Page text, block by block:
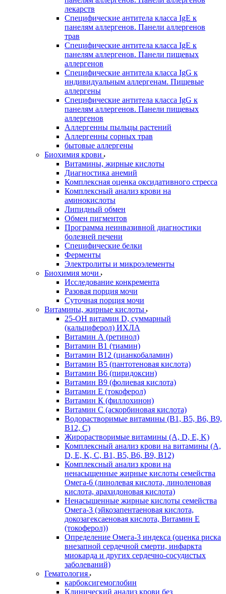
лекарств
Специфические антитела класса IgE к
панелям аллергенов. Панели аллергенов
трав
Специфические антитела класса IgE к
панелям аллергенов. Панели пищевых
аллергенов
Специфические антитела класса IgG к
индивидуальным аллергенам. Пищевые
аллергены
Специфические антитела класса IgG к
панелям аллергенов. Панели пищевых
аллергенов
Аллергенны пыльцы растений
Аллергенны сорных трав
бытовые аллергены
Биохимия крови
Витамины, жирные кислоты
Диагностика анемий
Комплексная оценка оксидативного стресса
Комплексный анализ крови на
аминокислоты
Липидный обмен
Обмен пигментов
Программа неинвазивной диагностики
болезней печени
Специфические белки
Ферменты
Электролиты и микроэлементы
Биохимия мочи
Исследование конкремента
Разовая порция мочи
Суточная порция мочи
Витамины, жирные кислоты
25-OH витамин D, суммарный
(кальциферол) ИХЛА
Витамин А (ретинол)
Витамин В1 (тиамин)
Витамин В12 (цианкобаламин)
Витамин В5 (пантотеновая кислота)
Витамин В6 (пиридоксин)
Витамин В9 (фолиевая кислота)
Витамин Е (токоферол)
Витамин К (филлохинон)
Витамин С (аскорбиновая кислота)
Водорастворимые витамины (B1, B5, B6, В9,
В12, С)
Жирорастворимые витамины (A, D, E, K)
Комплексный анализ крови на витамины (A,
D, E, K, C, B1, B5, B6, В9, B12)
Комплексный анализ крови на
ненасыщенные жирные кислоты семейства
Омега-6 (линолевая кислота, линоленовая
кислота, арахидоновая кислота)
Ненасыщенные жирные кислоты семейства
Омега-3 (эйкозапентаеновая кислота,
докозагексаеновая кислота, Витамин E
(токоферол))
Определение Омега-3 индекса (оценка риска
внезапной сердечной смерти, инфаркта
миокарда и других сердечно-сосудистых
заболеваний)
Гематология
карбоксигемоглобин
Клинический анализ крови без